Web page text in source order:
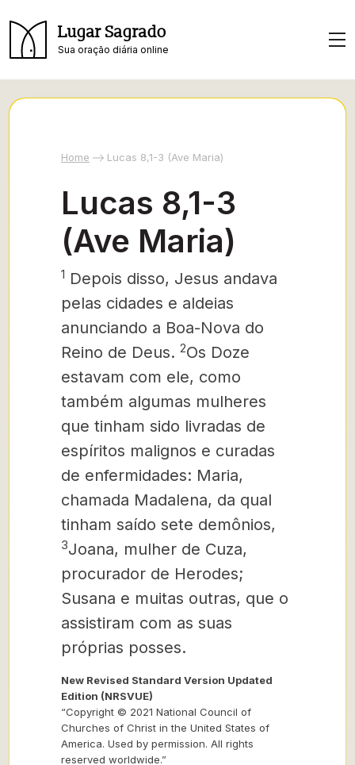
Lugar Sagrado
Sua oração diária online
Home Lucas 8,1-3 (Ave Maria)
Lucas 8,1-3
(Ave Maria)
1 Depois disso, Jesus andava
pelas cidades e aldeias
anunciando a Boa-Nova do
Reino de Deus. 2Os Doze
estavam com ele, como
também algumas mulheres
que tinham sido livradas de
espíritos malignos e curadas
de enfermidades: Maria,
chamada Madalena, da qual
tinham saído sete demônios,
3Joana, mulher de Cuza,
procurador de Herodes;
Susana e muitas outras, que o
assistiram com as suas
próprias posses.
New Revised Standard Version Updated
Edition (NRSVUE)
“Copyright © 2021 National Council of
Churches of Christ in the United States of
America. Used by permission. All rights
reserved worldwide.”